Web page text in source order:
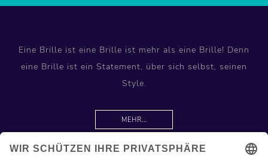
Eine Brille ist eine Brille ist mehr als eine Brille! Denn
eine Brille ist ein Statement, über sich selbst, seinen
Style.
MEHR...